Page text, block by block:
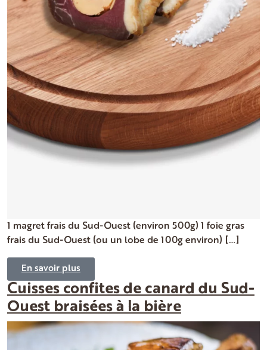
1 magret frais du Sud-Ouest (environ 500g) 1 foie gras
frais du Sud-Ouest (ou un lobe de 100g environ) […]
En savoir plus
Cuisses confites de canard du Sud-
Ouest braisées à la bière